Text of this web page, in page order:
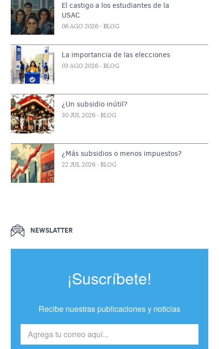
El castigo a los estudiantes de la
USAC
06 AGO 2026 - BLOG
La importancia de las elecciones
03 AGO 2026 - BLOG
¿Un subsidio inútil?
30 JUL 2026 - BLOG
¿Más subsidios o menos impuestos?
22 JUL 2026 - BLOG
NEWSLATTER
¡Suscríbete!
Recibe nuestras publicaciones y noticias